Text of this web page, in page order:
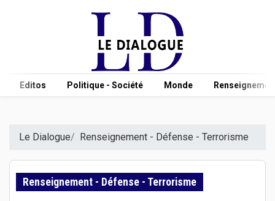
Editos Politique - Société Monde
Le Dialogue Renseignement - Défense - Terrorisme
Renseignement - Défense - Terrorisme